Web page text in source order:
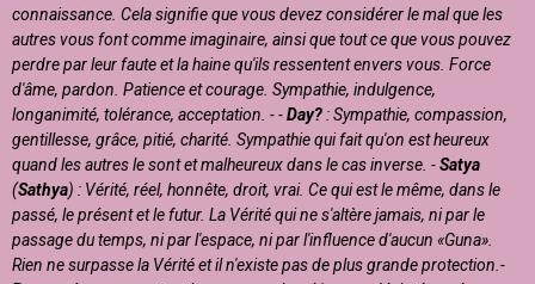
connaissance. Cela signifie que vous devez considérer le mal que les
autres vous font comme imaginaire, ainsi que tout ce que vous pouvez
perdre par leur faute et la haine qu'ils ressentent envers vous. Force
d'âme, pardon. Patience et courage. Sympathie, indulgence,
longanimité, tolérance, acceptation. - -Day? : Sympathie, compassion,
gentillesse, grâce, pitié, charité. Sympathie qui fait qu'on est heureux
quand les autres le sont et malheureux dans le cas inverse. -Satya
(Sathya) : Vérité, réel, honnête, droit, vrai. Ce qui est le même, dans le
passé, le présent et le futur. La Vérité qui ne s'altère jamais, ni par le
passage du temps, ni par l'espace, ni par l'influence d'aucun «Guna».
Rien ne surpasse la Vérité et il n'existe pas de plus grande protection.-